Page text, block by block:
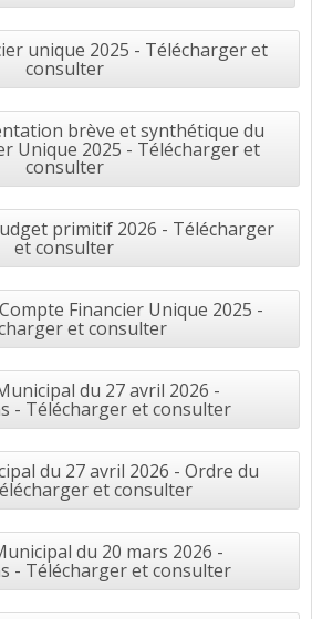
unique 2025 - Télécharger et
consulter
brève et synthétique du
Unique 2025 - Télécharger et
consulter
primitif 2026 - Télécharger
et consulter
Financier Unique 2025 -
et consulter
du 27 avril 2026 -
- Télécharger et consulter
du 27 avril 2026 - Ordre du
et consulter
du 20 mars 2026 -
- Télécharger et consulter